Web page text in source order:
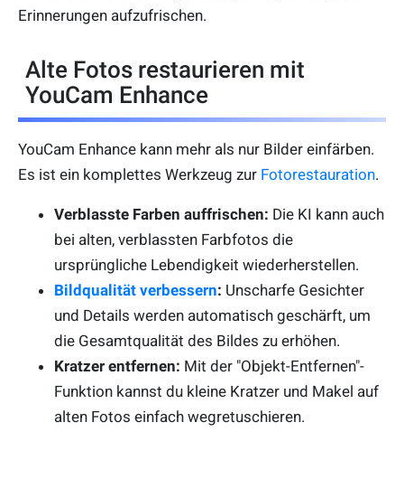
Erinnerungen aufzufrischen.
Alte Fotos restaurieren mit
YouCam Enhance
YouCam Enhance kann mehr als nur Bilder einfärben.
Es ist ein komplettes Werkzeug zur Fotorestauration.
Verblasste Farben auffrischen: Die KI kann auch
bei alten, verblassten Farbfotos die
ursprüngliche Lebendigkeit wiederherstellen.
Bildqualität verbessern: Unscharfe Gesichter
und Details werden automatisch geschärft, um
die Gesamtqualität des Bildes zu erhöhen.
Kratzer entfernen: Mit der "Objekt-Entfernen"-
Funktion kannst du kleine Kratzer und Makel auf
alten Fotos einfach wegretuschieren.